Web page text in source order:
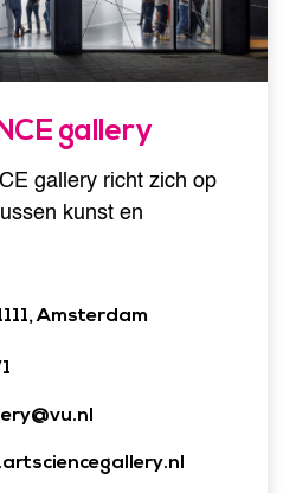
gallery
gallery richt zich op
kunst en
Amsterdam